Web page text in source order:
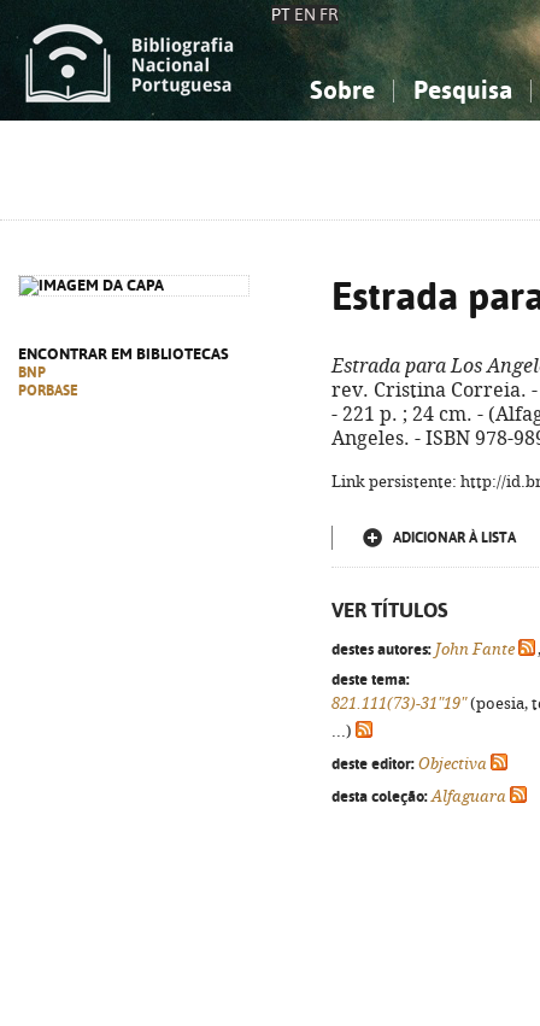
PT EN FR
Sobre Pesquisa
ENCONTRAR EM BIBLIOTECAS
BNP
PORBASE
Estrada
Estrada para Los
rev. Cristina Correia. -
- 221 p. ; 24 cm. -
Angeles. - ISBN 978-
Link persistente: http://
ADICIONAR À LISTA
VER TÍTULOS
destes autores: John Fante
deste tema:
821.111(73)-31"19"(poesia,
...)
deste editor: Objectiva
desta coleção: Alfaguara